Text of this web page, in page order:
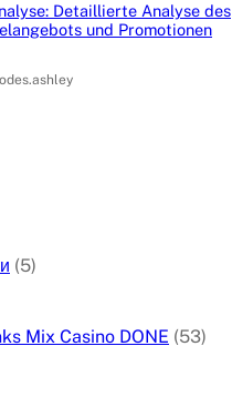
Detaillierte Analyse des
und Promotionen
(5)
Mix Casino DONE (53)